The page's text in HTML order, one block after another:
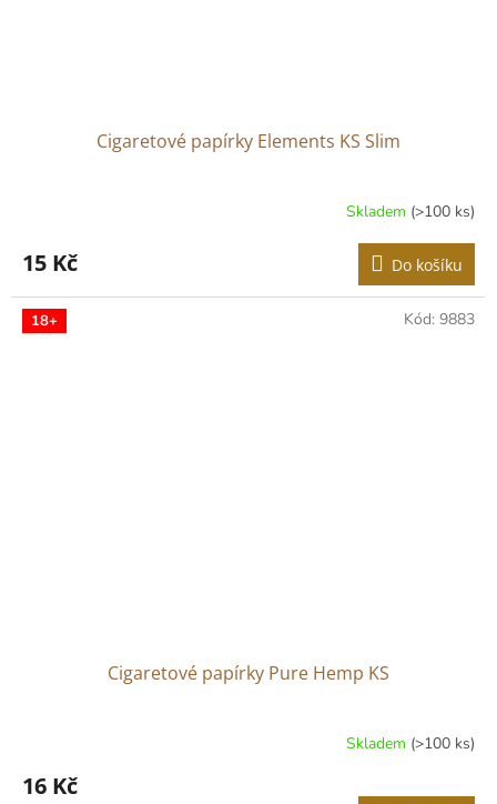
Cigaretové papírky Elements KS Slim
Skladem (>100 ks)
15 Kč Do košíku
18+
Cigaretové papírky Pure Hemp KS
Skladem (>100 ks)
16 Kč
Kód: 9883